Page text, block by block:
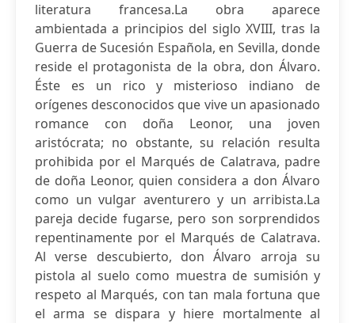
literatura francesa.La obra aparece
ambientada a principios del siglo XVIII, tras la
Guerra de Sucesión Española, en Sevilla, donde
reside el protagonista de la obra, don Álvaro.
Éste es un rico y misterioso indiano de
orígenes desconocidos que vive un apasionado
romance con doña Leonor, una joven
aristócrata; no obstante, su relación resulta
prohibida por el Marqués de Calatrava, padre
de doña Leonor, quien considera a don Álvaro
como un vulgar aventurero y un arribista.La
pareja decide fugarse, pero son sorprendidos
repentinamente por el Marqués de Calatrava.
Al verse descubierto, don Álvaro arroja su
pistola al suelo como muestra de sumisión y
respeto al Marqués, con tan mala fortuna que
el arma se dispara y hiere mortalmente al